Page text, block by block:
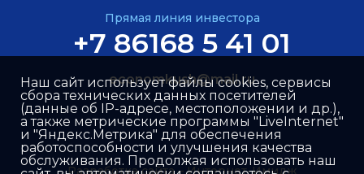
Прямая линия инвестора
+7 86168 5 41 01
economkush@mail.ru
Наш сайт использует файлы cookies, сервисы
сбора технических данных посетителей
(данные об IP-адресе, местоположении и др.),
а также метрические программы "LiveInternet"
и "Яндекс.Метрика" для обеспечения
работоспособности и улучшения качества
обслуживания. Продолжая использовать наш